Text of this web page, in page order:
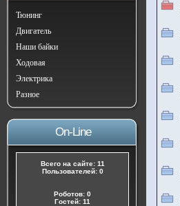
Тюнинг
Двигатель
Наши байки
Ходовая
Электрика
Разное
On-Line
Всего на сайте: 11
Пользователей: 0
Роботов: 0
Гостей: 11